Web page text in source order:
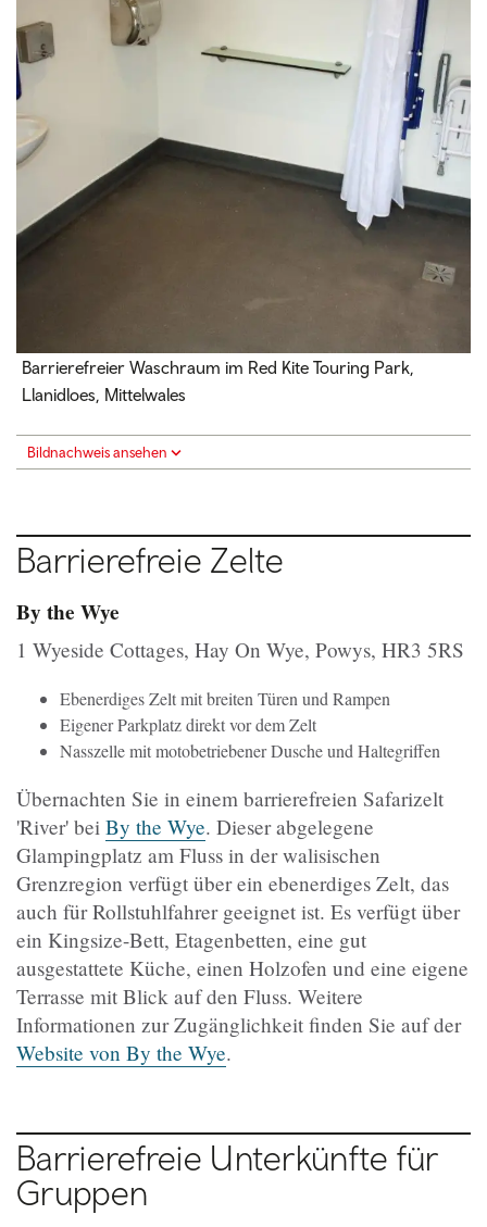
Barrierefreier Waschraum im Red Kite Touring Park,
Llanidloes, Mittelwales
Bildnachweis ansehen
Barrierefreie Zelte
By the Wye
1 Wyeside Cottages, Hay On Wye, Powys, HR3 5RS
Ebenerdiges Zelt mit breiten Türen und Rampen
Eigener Parkplatz direkt vor dem Zelt
Nasszelle mit motobetriebener Dusche und Haltegriffen
Übernachten Sie in einem barrierefreien Safarizelt
'River' bei By the Wye. Dieser abgelegene
Glampingplatz am Fluss in der walisischen
Grenzregion verfügt über ein ebenerdiges Zelt, das
auch für Rollstuhlfahrer geeignet ist. Es verfügt über
ein Kingsize-Bett, Etagenbetten, eine gut
ausgestattete Küche, einen Holzofen und eine eigene
Terrasse mit Blick auf den Fluss. Weitere
Informationen zur Zugänglichkeit finden Sie auf der
Website von By the Wye.
Barrierefreie Unterkünfte für
Gruppen